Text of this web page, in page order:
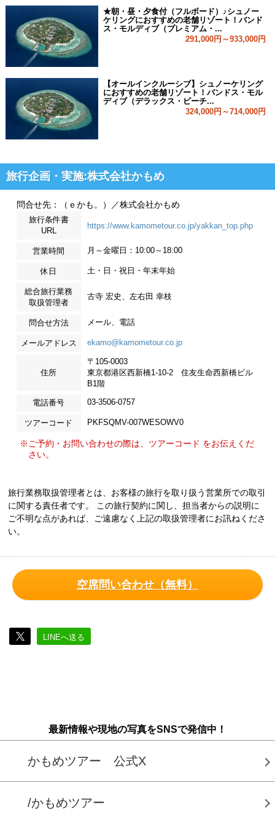
★朝・昼・夕食付（フルボード）♪シュノー
ケリングにおすすめの老舗リゾート！バンド
ス・モルディブ（プレミアム・...
291,000円～933,000円
【オールインクルーシブ】シュノーケリング
におすすめの老舗リゾート！バンドス・モル
ディブ（デラックス・ビーチ...
324,000円～714,000円
旅行企画・実施:株式会社かもめ
問合せ先：（ｅかも。）／株式会社かもめ
旅行条件書
URL
https://www.kamometour.co.jp/yakkan_top.php
営業時間 月～金曜日：10:00～18:00
休日 土・日・祝日・年末年始
総合旅行業務
取扱管理者
古寺 宏史、左右田 幸枝
問合せ方法 メール、電話
メールアドレス ekamo@kamometour.co.jp
住所
〒105-0003
東京都港区西新橋1-10-2 住友生命西新橋ビル
B1階
電話番号 03-3506-0757
ツアーコード PKFSQMV-007WESOWV0
※ご予約・お問い合わせの際は、ツアーコード をお伝えくだ
さい。
旅行業務取扱管理者とは、お客様の旅行を取り扱う営業所での取引
に関する責任者です。 この旅行契約に関し、担当者からの説明に
ご不明な点があれば、ご遠慮なく上記の取扱管理者にお訊ねくださ
い。
空席問い合わせ（無料）
LINEへ送る
最新情報や現地の写真をSNSで発信中！
かもめツアー 公式X
/かもめツアー